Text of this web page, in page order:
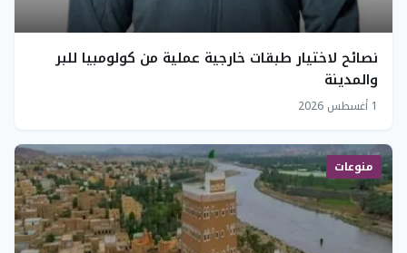
نصائح لاختيار طبقات خارجية عملية من كولومبيا للبر
والمدينة
1 أغسطس 2026
منوعات